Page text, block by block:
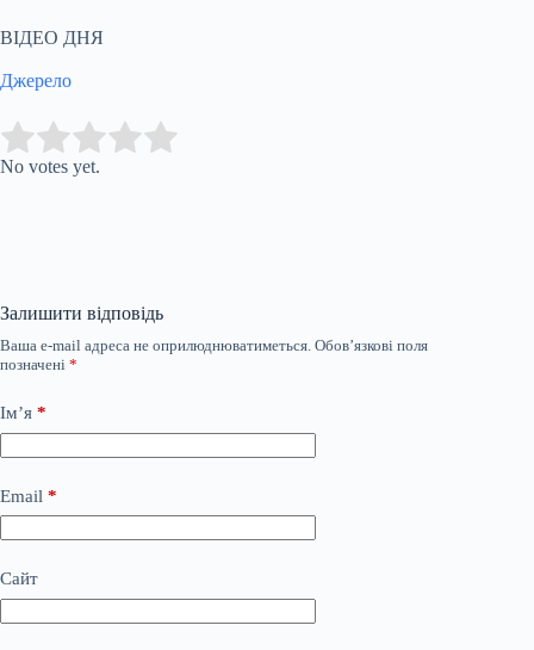
ВІДЕО ДНЯ
Джерело
Rate this item:
No votes yet.
Залишити відповідь
Ваша e-mail адреса не оприлюднюватиметься. Обов’язкові поля
позначені *
Ім’я *
Email *
Сайт